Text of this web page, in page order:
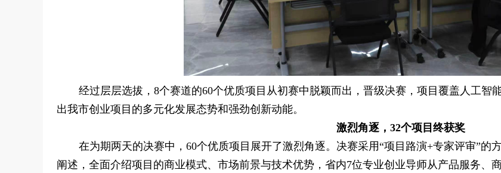
经过层层选拔，8个赛道的60个优质项目从初赛中脱颖而出，晋级决赛，项目覆盖人工智
出我市创业项目的多元化发展态势和强劲创新动能。
激烈角逐，32个项目终获奖
在为期两天的决赛中，60个优质项目展开了激烈角逐。决赛采用“项目路演+专家评审”的
阐述，全面介绍项目的商业模式、市场前景与技术优势，省内7位专业创业导师从产品服务、